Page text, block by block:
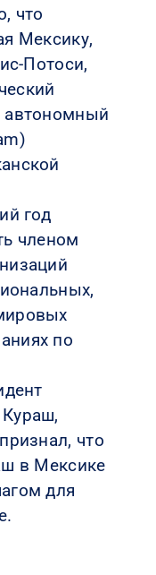
что
Мексику,
Потоси,
автономный
год
членом
по
что
в Мексике
для